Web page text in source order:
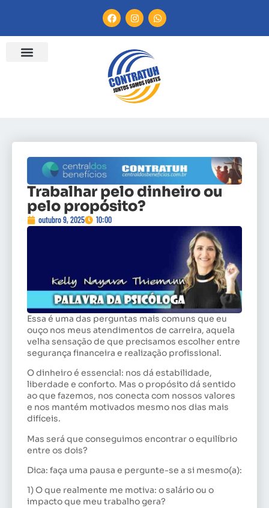
Trabalhar pelo dinheiro ou
pelo propósito?
outubro 9, 2025 10:00
Essa é uma das perguntas mais comuns que eu
ouço nos meus atendimentos de carreira, aquela
velha sensação de que precisamos escolher entre
segurança financeira e realização profissional.
O dinheiro é essencial: nos dá estabilidade,
liberdade e conforto. Mas o propósito dá sentido
ao que fazemos, nos conecta com nossos valores
e nos mantém motivados mesmo nos dias mais
difíceis.
Mas será que conseguimos encontrar o equilíbrio
entre os dois?
Dica: faça uma pausa e pergunte-se a si mesmo(a):
1) O que realmente me motiva: o salário ou o
impacto que meu trabalho gera?